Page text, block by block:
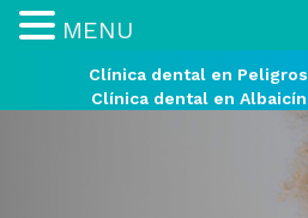
Clínica dental en Peligros
Clínica dental en Albaicín
MENU